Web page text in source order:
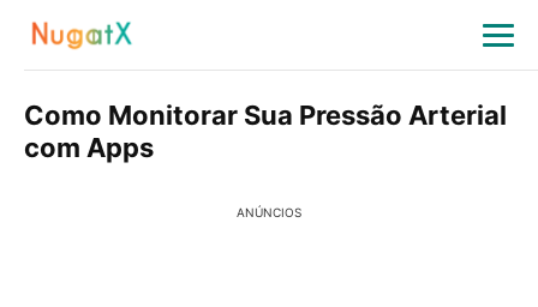
Como Monitorar Sua Pressão Arterial
com Apps
ANÚNCIOS